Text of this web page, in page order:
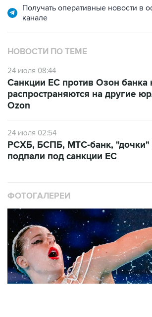
Получать оперативные новости в
канале
НОВОСТИ ПО ТЕМЕ
24 июля 08:44
Санкции ЕС против Озон банка
распространяются на другие
Ozon
24 июля 02:54
РСХБ, БСПБ, МТС-банк, "дочки"
подпали под санкции ЕС
ФОТОГАЛЕРЕИ